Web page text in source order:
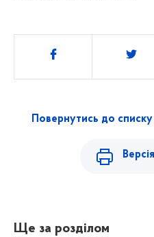
Поділитись
Повернутись до списку
Ще за розділом